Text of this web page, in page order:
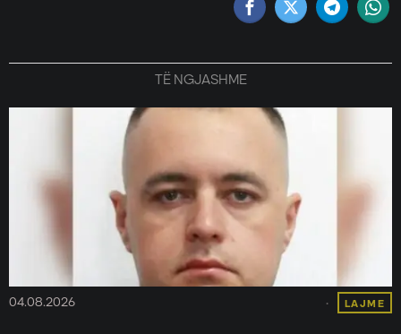
TË NGJASHME
04.08.2026 LAJME